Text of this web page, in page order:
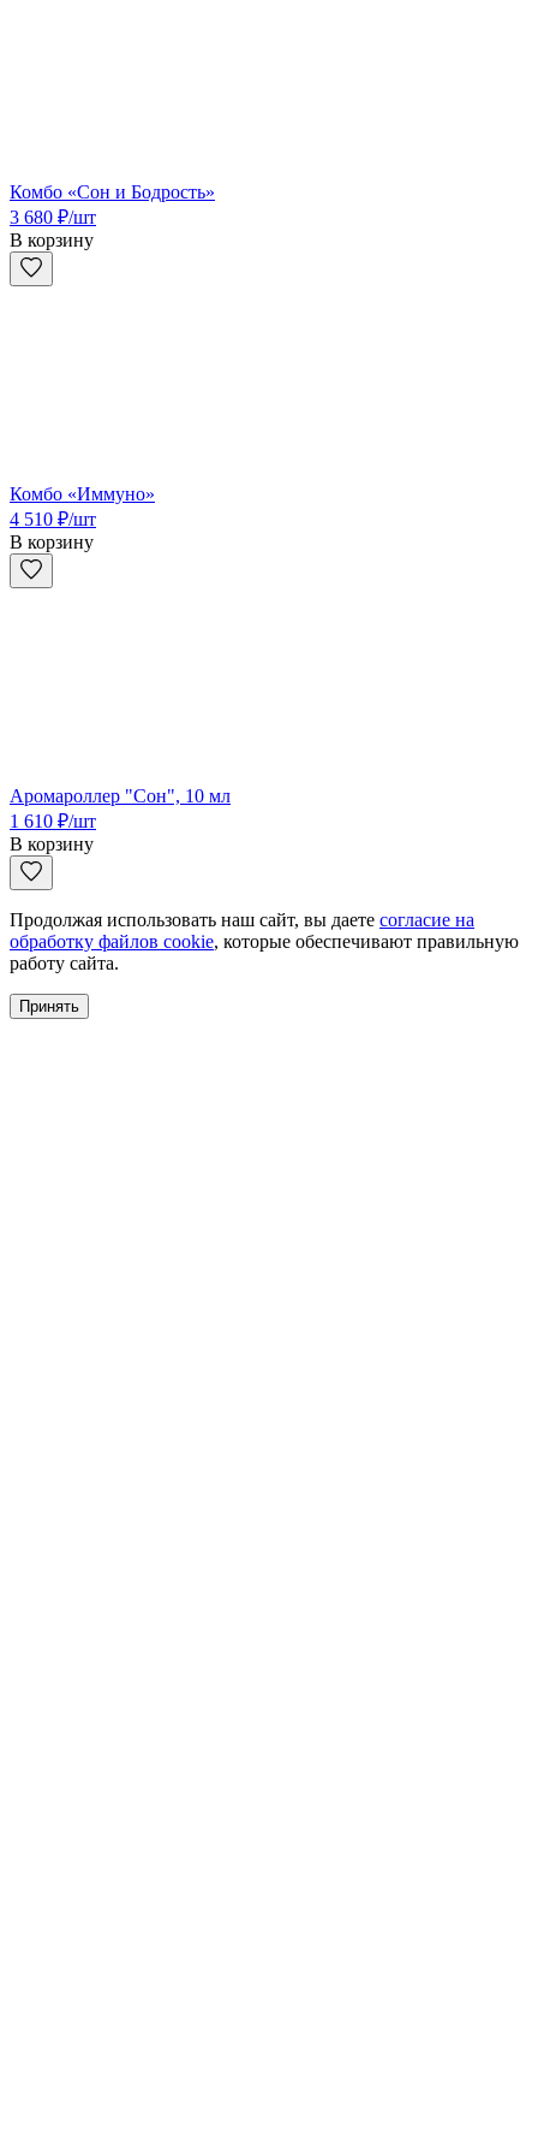
Комбо «Сон и Бодрость»
3 680 ₽/шт
В корзину
Комбо «Иммуно»
4 510 ₽/шт
В корзину
Аромароллер "Сон", 10 мл
1 610 ₽/шт
В корзину
Продолжая использовать наш сайт, вы даете согласие на
обработку файлов cookie, которые обеспечивают правильную
работу сайта.
Принять